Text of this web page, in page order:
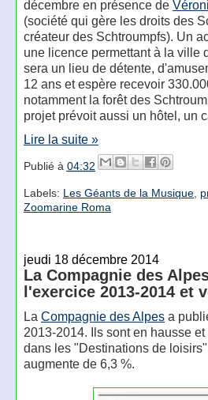
décembre en présence de
(société qui gère les droits des
créateur des Schtroumpfs). Un
une licence permettant à la ville
sera un lieu de détente,
12 ans et espère recevoir
notamment la forêt des
projet prévoit aussi un hôtel, un
Lire la suite »
Publié à 04:32
Labels: Les Géants de la Musique,
Zoomarine Roma
jeudi 18 décembre 2014
La Compagnie des
l'exercice 2013-2014 et
La Compagnie des Alpesa
2013-2014. Ils sont en hausse
dans les "Destinations de
augmente de 6,3 %.